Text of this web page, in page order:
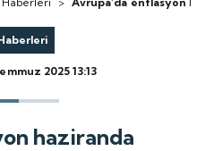
2025 13:13
haziranda